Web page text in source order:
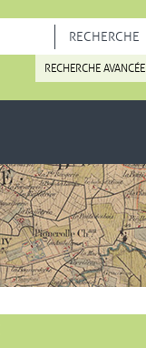
RECHERCHE AVANCÉE